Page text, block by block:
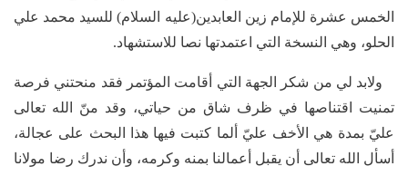
الخمس عشرة للإمام زين العابدين(عليه السلام) للسيد محمد علي
الحلو، وهي النسخة التي اعتمدتها نصا للاستشهاد.
ولابد لي من شكر الجهة التي أقامت المؤتمر فقد منحتني فرصة
تمنيت اقتناصها في ظرف شاق من حياتي، وقد منّ الله تعالى
عليّ بمدة هي الأخف عليّ ألما كتبت فيها هذا البحث على عجالة،
أسأل الله تعالى أن يقبل أعمالنا بمنه وكرمه، وأن ندرك رضا مولانا